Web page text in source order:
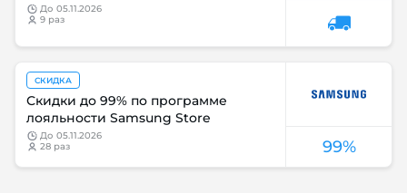
до 05.11.2026
9 раз
99%
СКИДКА
Скидки до 99% по программе
лояльности Samsung Store
до 05.11.2026
28 раз